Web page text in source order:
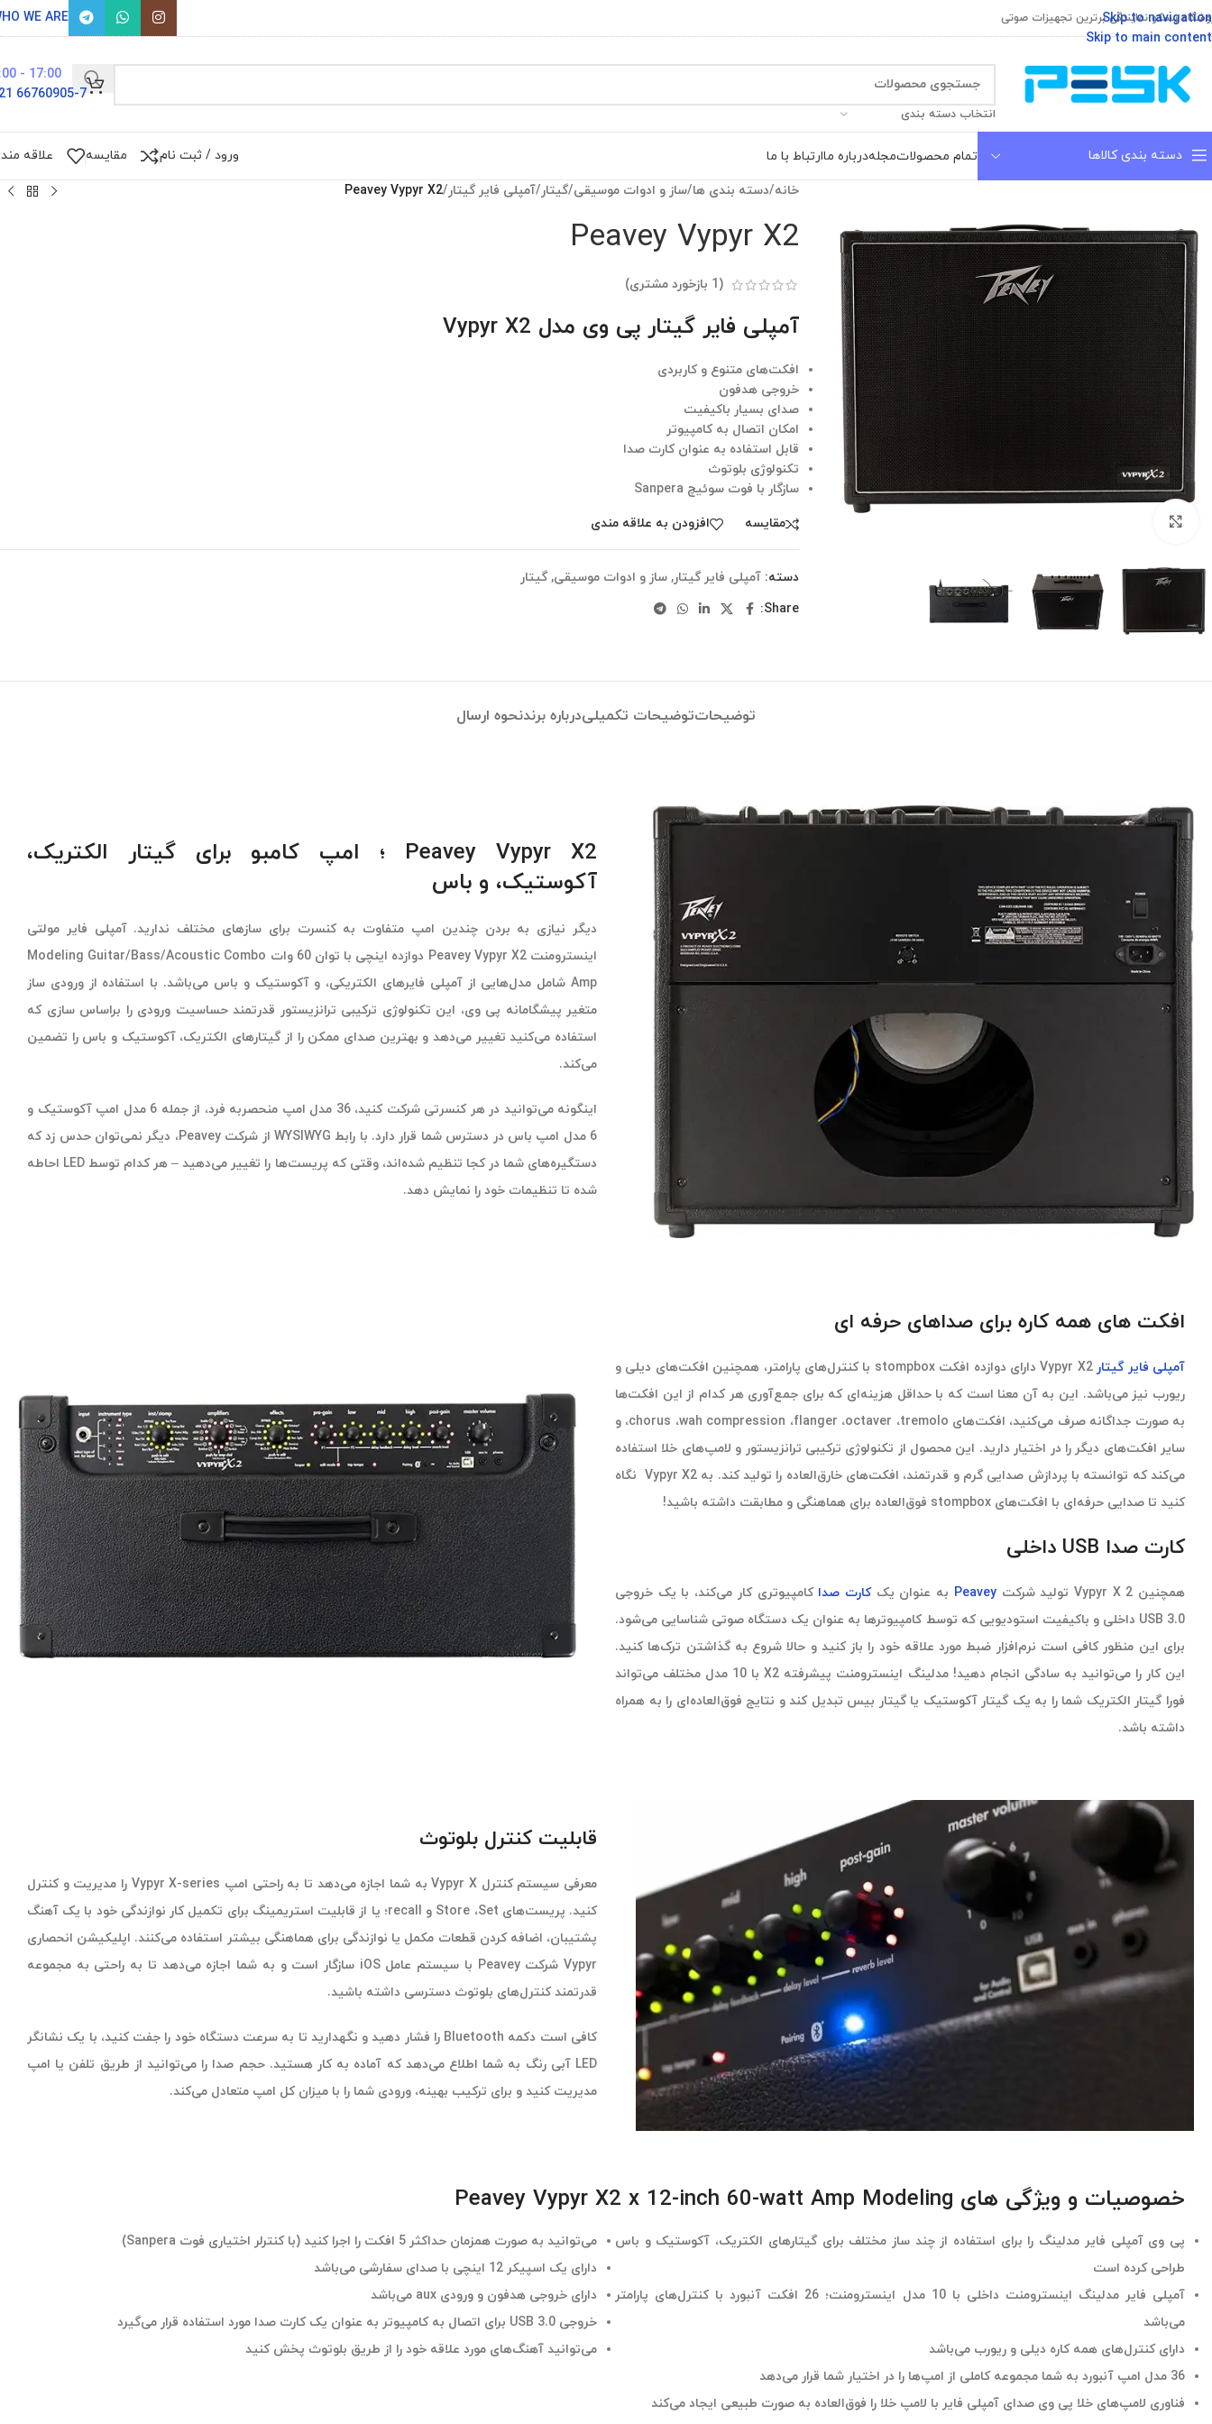
Skip to navigation
Skip to main content
پسکو نمایندگی برترین تجهیزات صوتی WE ARE
انتخاب دسته بندی
17:00 - 9:00
66760905-7 021
دسته بندی کالاها تمام محصولاتمجلهدرباره ماارتباط با ما ورود / ثبت نام مقایسه علاقه
خانه/دسته بندی ها/ساز و ادوات موسیقی/گیتار/آمپلی فایر گیتار/
Peavey Vypyr X2
Peavey Vypyr X2
(
1 بازخورد مشتری)
آمپلی فایر گیتار پی وی مدل Vypyr X2
افکت‌های متنوع و کاربردی
خروجی هدفون
صدای بسیار باکیفیت
امکان اتصال به کامپیوتر
قابل استفاده به عنوان کارت صدا
تکنولوژی بلوتوث
سازگار با فوت سوئیچ Sanpera
مقایسه افزودن به علاقه مندی
دسته: آمپلی فایر گیتار, ساز و ادوات موسیقی, گیتار
Share:
توضیحاتتوضیحات تکمیلیدرباره برندنحوه ارسال
Peavey Vypyr X2 ؛ امپ کامبو برای گیتار الکتریک،
آکوستیک، و باس
دیگر نیازی به بردن چندین امپ متفاوت به کنسرت برای سازهای مختلف ندارید. آمپلی فایر مولتی
اینسترومنت Peavey Vypyr X2 دوازده اینچی با توان 60 وات Modeling Guitar/Bass/Acoustic Combo
Amp شامل مدل‌هایی از آمپلی فایرهای الکتریکی، و آکوستیک و باس می‌باشد. با استفاده از ورودی ساز
متغیر پیشگامانه پی وی، این تکنولوژی ترکیبی ترانزیستور قدرتمند حساسیت ورودی را براساس سازی که
استفاده می‌کنید تغییر می‌دهد و بهترین صدای ممکن را از گیتارهای الکتریک، آکوستیک و باس را تضمین
می‌کند.
اینگونه می‌توانید در هر کنسرتی شرکت کنید، 36 مدل امپ منحصربه فرد، از جمله 6 مدل امپ آکوستیک و
6 مدل امپ باس در دسترس شما قرار دارد. با رابط WYSIWYG از شرکت Peavey، دیگر نمی‌توان حدس زد که
دستگیره‌های شما در کجا تنظیم شده‌اند، وقتی که پریست‌ها را تغییر می‌دهید – هر کدام توسط LED احاطه
شده تا تنظیمات خود را نمایش دهد.
افکت های همه کاره برای صداهای حرفه ای
آمپلی فایر گیتار
Vypyr X2 دارای دوازده افکت stompbox با کنترل‌های پارامتر، همچنین افکت‌های دیلی و
ریورب نیز می‌باشد. این به آن معنا است که با حداقل هزینه‌ای که برای جمع‌آوری هر کدام از این افکت‌ها
به صورت جداگانه صرف می‌کنید، افکت‌های chorus ،wah compression ،flanger ،octaver ،tremolo، و
سایر افکت‌های دیگر را در اختیار دارید. این محصول از تکنولوژی ترکیبی ترانزیستور و لامپ‌های خلا استفاده
می‌کند که توانسته با پردازش صدایی گرم و قدرتمند، افکت‌های خارق‌العاده را تولید کند. به Vypyr X2 نگاه
کنید تا صدایی حرفه‌ای با افکت‌های stompbox فوق‌العاده برای هماهنگی و مطابقت داشته باشید!
کارت صدا USB داخلی
همچنین Vypyr X 2 تولید شرکت Peavey به عنوان یککارت صدا کامپیوتری کار می‌کند، با یک خروجی
USB 3.0 داخلی و باکیفیت استودیویی که توسط کامپیوترها به عنوان یک دستگاه صوتی شناسایی می‌شود.
برای این منظور کافی است نرم‌افزار ضبط مورد علاقه خود را باز کنید و حالا شروع به گذاشتن ترک‌ها کنید.
این کار را می‌توانید به سادگی انجام دهید! مدلینگ اینسترومنت پیشرفته X2 با 10 مدل مختلف می‌تواند
فورا گیتار الکتریک شما را به یک گیتار آکوستیک یا گیتار بیس تبدیل کند و نتایج فوق‌العاده‌ای را به همراه
داشته باشد.
قابلیت کنترل بلوتوث
معرفی سیستم کنترل Vypyr X به شما اجازه می‌دهد تا به راحتی امپ Vypyr X-series را مدیریت و کنترل
کنید. پریست‌های Store ،Set و recall؛ یا از قابلیت استریمینگ برای تکمیل کار نوازندگی خود با یک آهنگ
پشتیبان، اضافه کردن قطعات مکمل یا نوازندگی برای هماهنگی بیشتر استفاده می‌کنند. اپلیکیشن انحصاری
Vypyr شرکت Peavey با سیستم عامل iOS سازگار است و به شما اجازه می‌دهد تا به راحتی به مجموعه
قدرتمند کنترل‌های بلوتوث دسترسی داشته باشید.
کافی است دکمه Bluetooth را فشار دهید و نگهدارید تا به سرعت دستگاه خود را جفت کنید، با یک نشانگر
LED آبی رنگ به شما اطلاع می‌دهد که آماده به کار هستید. حجم صدا را می‌توانید از طریق تلفن یا امپ
مدیریت کنید و برای ترکیب بهینه، ورودی شما را با میزان کل امپ متعادل می‌کند.
خصوصیات و ویژگی های Peavey Vypyr X2 x 12-inch 60-watt Amp Modeling
پی وی آمپلی فایر مدلینگ را برای استفاده از چند ساز مختلف برای گیتارهای الکتریک، آکوستیک و باس
طراحی کرده است
آمپلی فایر مدلینگ اینسترومنت داخلی با 10 مدل اینسترومنت؛ 26 افکت آنبورد با کنترل‌های پارامتر
می‌باشد
دارای کنترل‌های همه کاره دیلی و ریورب می‌باشد
36 مدل امپ آنبورد به شما مجموعه کاملی از امپ‌ها را در اختیار شما قرار می‌دهد
فناوری لامپ‌های خلا پی وی صدای آمپلی فایر با لامپ خلا را فوق‌العاده به صورت طبیعی ایجاد می‌کند
می‌توانید به صورت همزمان حداکثر 5 افکت را اجرا کنید (با کنترلر اختیاری فوت Sanpera)
دارای یک اسپیکر 12 اینچی با صدای سفارشی می‌باشد
دارای خروجی هدفون و ورودی aux می‌باشد
خروجی USB 3.0 برای اتصال به کامپیوتر به عنوان یک کارت صدا مورد استفاده قرار می‌گیرد
می‌توانید آهنگ‌های مورد علاقه خود را از طریق بلوتوث پخش کنید